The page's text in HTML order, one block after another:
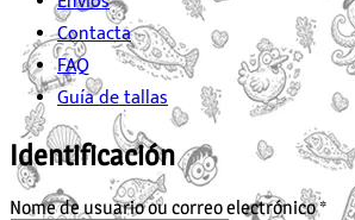
Contacta
FAQ
Guía de tallas
Identificación
Nome de usuario ou correo electrónico*